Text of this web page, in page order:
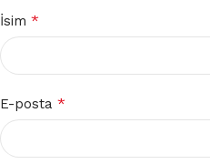
İsim *
E-posta *